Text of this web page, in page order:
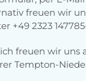
freuen wir
+49 2323
freuen wir uns
Tempton-